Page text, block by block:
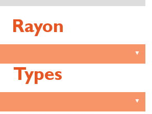
Rayon
Types